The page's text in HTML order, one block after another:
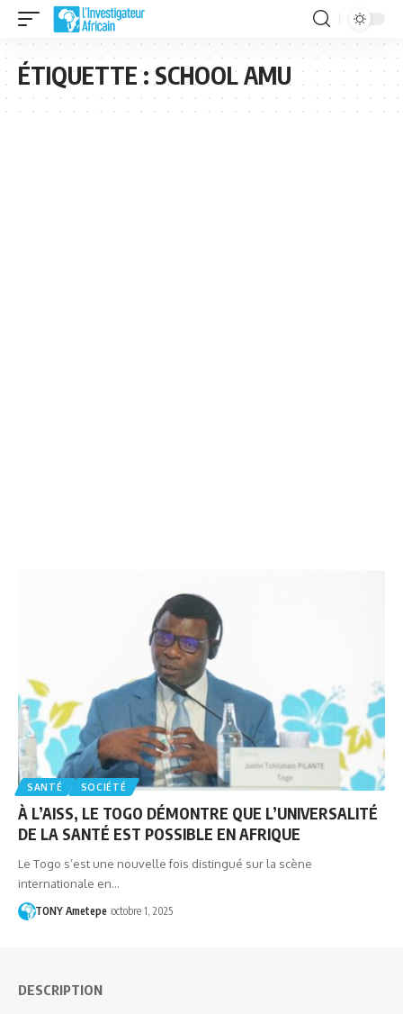
ÉTIQUETTE :SCHOOL AMU
SANTÉ SOCIÉTÉ
À L’AISS, LE TOGO DÉMONTRE QUE L’UNIVERSALITÉ
DE LA SANTÉ EST POSSIBLE EN AFRIQUE
Le Togo s’est une nouvelle fois distingué sur la scène
internationale en…
TONY Ametepe octobre 1, 2025
DESCRIPTION